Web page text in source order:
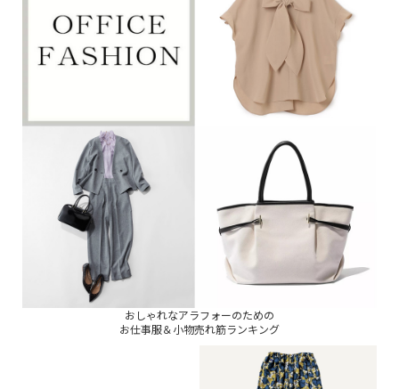
おしゃれなアラフォーのための
お仕事服＆小物売れ筋ランキング